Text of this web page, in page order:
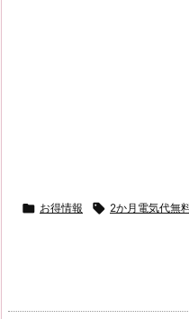
 お得情報  2か月電気代無